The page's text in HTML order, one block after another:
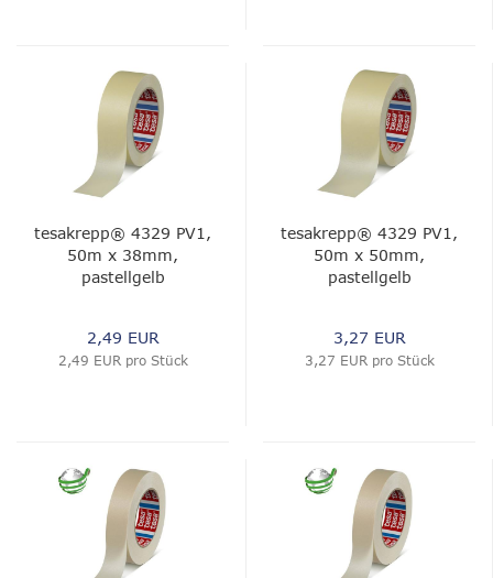
tesakrepp® 4329 PV1,
50m x 38mm,
pastellgelb
2,49 EUR
2,49 EUR pro Stück
tesakrepp® 4329 PV1,
50m x 50mm,
pastellgelb
3,27 EUR
3,27 EUR pro Stück